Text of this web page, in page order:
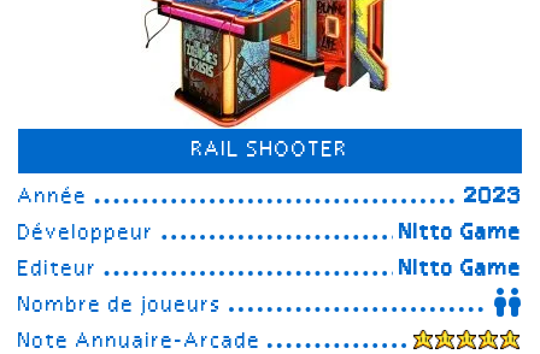
RAIL SHOOTER
Année
2023
Développeur
Nitto Game
Editeur
Nitto Game
Nombre de joueurs
Note Annuaire-Arcade